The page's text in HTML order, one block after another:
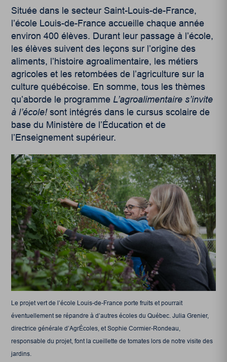
Située dans le secteur Saint-Louis-de-France,
l’école Louis-de-France accueille chaque année
environ 400 élèves. Durant leur passage à l’école,
les élèves suivent des leçons sur l’origine des
aliments, l’histoire agroalimentaire, les métiers
agricoles et les retombées de l’agriculture sur la
culture québécoise. En somme, tous les thèmes
qu’aborde le programmeL’agroalimentaire s’invite
à l’école!sont intégrés dans le cursus scolaire de
base du Ministère de l’Éducation et de
l’Enseignement supérieur.
Le projet vert de l’école Louis-de-France porte fruits et pourrait
éventuellement se répandre à d’autres écoles du Québec. Julia Grenier,
directrice générale d’AgrÉcoles, et Sophie Cormier-Rondeau,
responsable du projet, font la cueillette de tomates lors de notre visite des
jardins.